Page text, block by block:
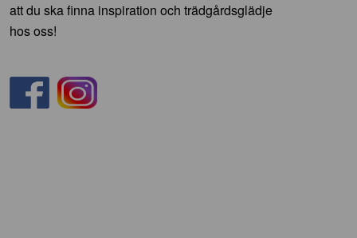
att du ska finna inspiration och trädgårdsglädje
hos oss!